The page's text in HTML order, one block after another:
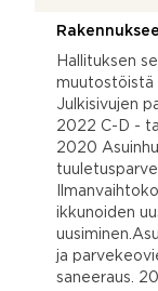
Hallituksen
muutostöistä
Julkisivujen
2022 C-D -
2020
ikkunoiden
ja
saneeraus.